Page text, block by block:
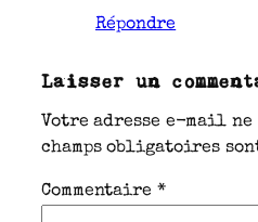
Répondre
Laisser un
Votre adresse e-mail
champs obligatoires
Commentaire *